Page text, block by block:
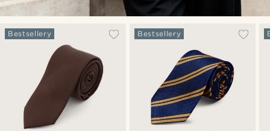
Bestsellery Bestsellery